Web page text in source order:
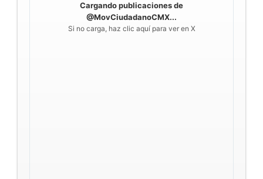
Cargando publicaciones de
@MovCiudadanoCMX...
Si no carga, haz clic aquí para ver en X